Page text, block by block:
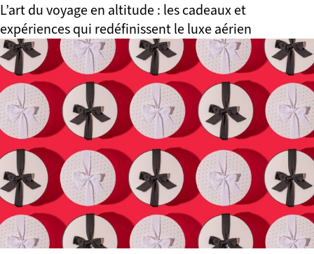
L’art du voyage en altitude : les cadeaux et
expériences qui redéfinissent le luxe aérien